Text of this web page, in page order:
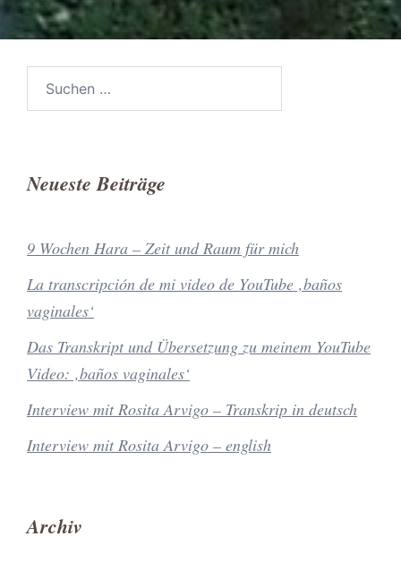
Neueste Beiträge
9 Wochen Hara – Zeit und Raum für mich
La transcripción de mi video de YouTube ‚baños
vaginales‘
Das Transkript und Übersetzung zu meinem YouTube
Video: ‚baños vaginales‘
Interview mit Rosita Arvigo – Transkrip in deutsch
Interview mit Rosita Arvigo – english
Archiv